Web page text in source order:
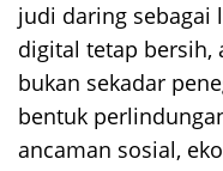
judi daring sebagai
digital tetap bersih,
bukan sekadar
bentuk
ancaman sosial,